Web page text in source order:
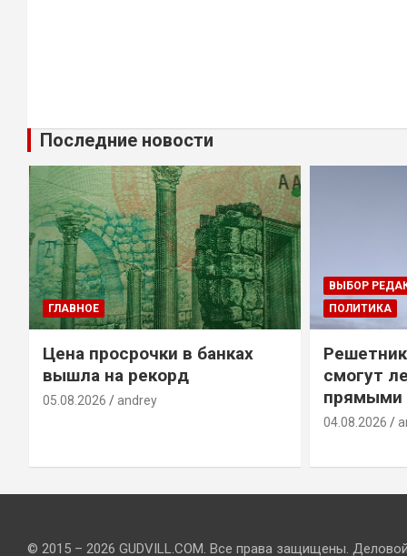
Последние новости
ГЛАВНОЕ
Цена просрочки в банках
вышла на рекорд
05.08.2026 andrey
ВЫБОР
ПОЛИТИКА
смогут
прямыми
04.08.2026
© 2015 – 2026 GUDVILL.COM. Все права защищены.